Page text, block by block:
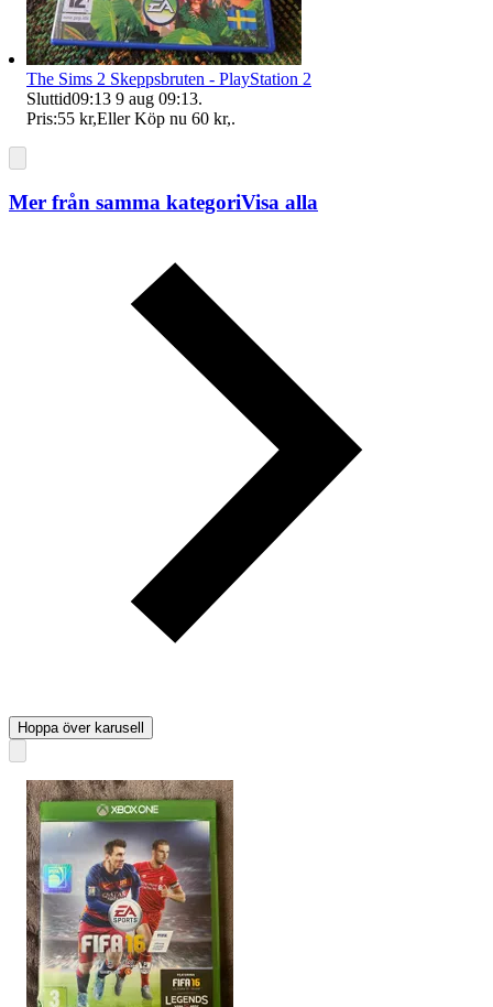
The Sims 2 Skeppsbruten - PlayStation 2
Sluttid09:13 9 aug 09:13.
Pris:55 kr,Eller Köp nu 60 kr,.
Mer från samma kategoriVisa alla
Hoppa över karusell